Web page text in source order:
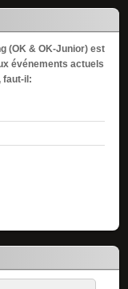
(OK & OK-Junior) est
événements actuels
faut-il: